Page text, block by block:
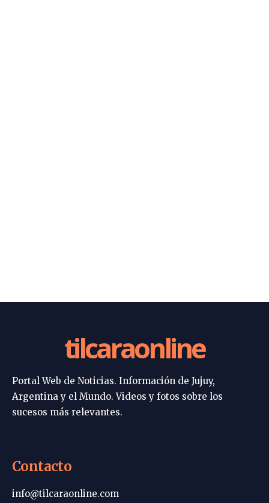
tilcaraonline
Portal Web de Noticias. Información de Jujuy,
Argentina y el Mundo. Videos y fotos sobre los
sucesos más relevantes.
Contacto
info@tilcaraonline.com